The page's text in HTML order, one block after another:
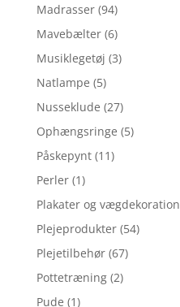
Madrasser (94)
Mavebælter (6)
Musiklegetøj (3)
Natlampe (5)
Nusseklude (27)
Ophængsringe (5)
Påskepynt (11)
Perler (1)
Plakater og vægdekoration
Plejeprodukter (54)
Plejetilbehør (67)
Pottetræning (2)
Pude (1)